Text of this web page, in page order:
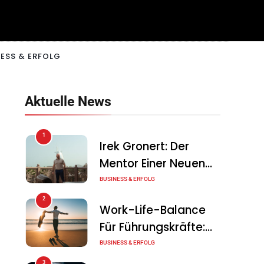
& ERFOLG
Aktuelle News
1
Irek Gronert: Der
Mentor Einer Neuen
Generation Von
BUSINESS & ERFOLG
2
Work-Life-Balance
Für Führungskräfte:
Illusion Oder Echte
BUSINESS & ERFOLG
3